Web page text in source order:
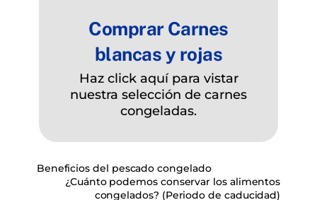
Comprar Carnes
blancas y rojas
Haz click aquí para vistar
nuestra selección de carnes
congeladas.
Beneficios del pescado congelado
¿Cuánto podemos conservar los alimentos
congelados? (Periodo de caducidad)